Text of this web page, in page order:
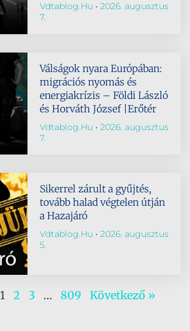
Vdtablog.hu
2026. augusztus
7.
Válságok nyara Európában:
migrációs nyomás és
energiakrízis – Földi László
és Horváth József |Erőtér
Vdtablog.hu
2026. augusztus
7.
Sikerrel zárult a gyűjtés,
tovább halad végtelen útján
a Hazajáró
Vdtablog.hu
2026. augusztus
5.
1 2 3 … 809 Következő »